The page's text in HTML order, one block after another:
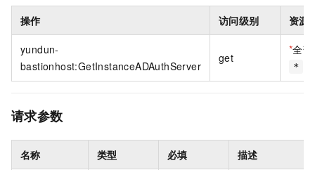
操作 访问级别 资源
yundun-
bastionhost:GetInstanceADAuthServer
get
*全
*
请求参数
名称 类型 必填 描述